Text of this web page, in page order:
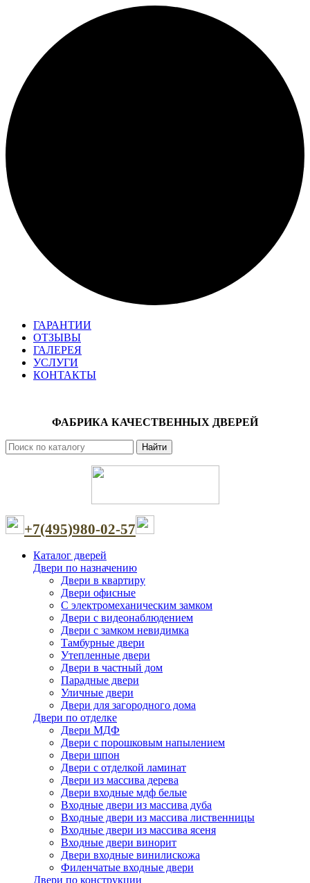
ГАРАНТИИ
ОТЗЫВЫ
ГАЛЕРЕЯ
УСЛУГИ
КОНТАКТЫ
ФАБРИКА КАЧЕСТВЕННЫХ ДВЕРЕЙ
Найти
+7(495)980-02-57
Каталог дверей
Двери по назначению
Двери в квартиру
Двери офисные
С электромеханическим замком
Двери с видеонаблюдением
Двери с замком невидимка
Тамбурные двери
Утепленные двери
Двери в частный дом
Парадные двери
Уличные двери
Двери для загородного дома
Двери по отделке
Двери МДФ
Двери с порошковым напылением
Двери шпон
Двери с отделкой ламинат
Двери из массива дерева
Двери входные мдф белые
Входные двери из массива дуба
Входные двери из массива лиственницы
Входные двери из массива ясеня
Входные двери винорит
Двери входные винилискожа
Филенчатые входные двери
Двери по конструкции